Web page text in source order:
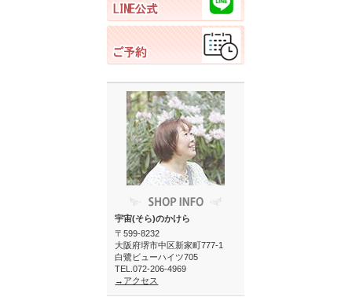
宇宙(そら)のかけら
〒599-8232
大阪府堺市中区新家町777-1
白鷺ビューハイツ705
TEL.072-206-4969
→アクセス